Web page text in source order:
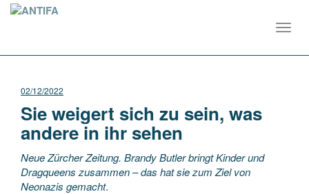
02/12/2022
Sie weigert sich zu sein, was
andere in ihr sehen
Neue Zürcher Zeitung. Brandy Butler bringt Kinder und
Dragqueens zusammen – das hat sie zum Ziel von
Neonazis gemacht.